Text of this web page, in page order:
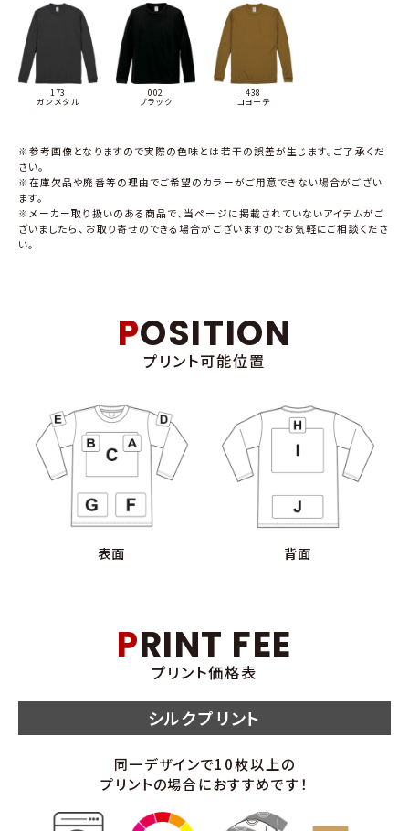
173
ガンメタル
002
ブラック
438
コヨーテ
※参考画像となりますので実際の色味とは若干の誤差が生じます。ご了承くだ
さい。
※在庫欠品や廃番等の理由でご希望のカラーがご用意できない場合がござい
ます。
※メーカー取り扱いのある商品で、当ページに掲載されていないアイテムがご
ざいましたら、お取り寄せのできる場合がございますのでお気軽にご相談くださ
い。
POSITION
プリント可能位置
表面 背面
PRINT FEE
プリント価格表
シルクプリント
同一デザインで10枚以上の
プリントの場合におすすめです！